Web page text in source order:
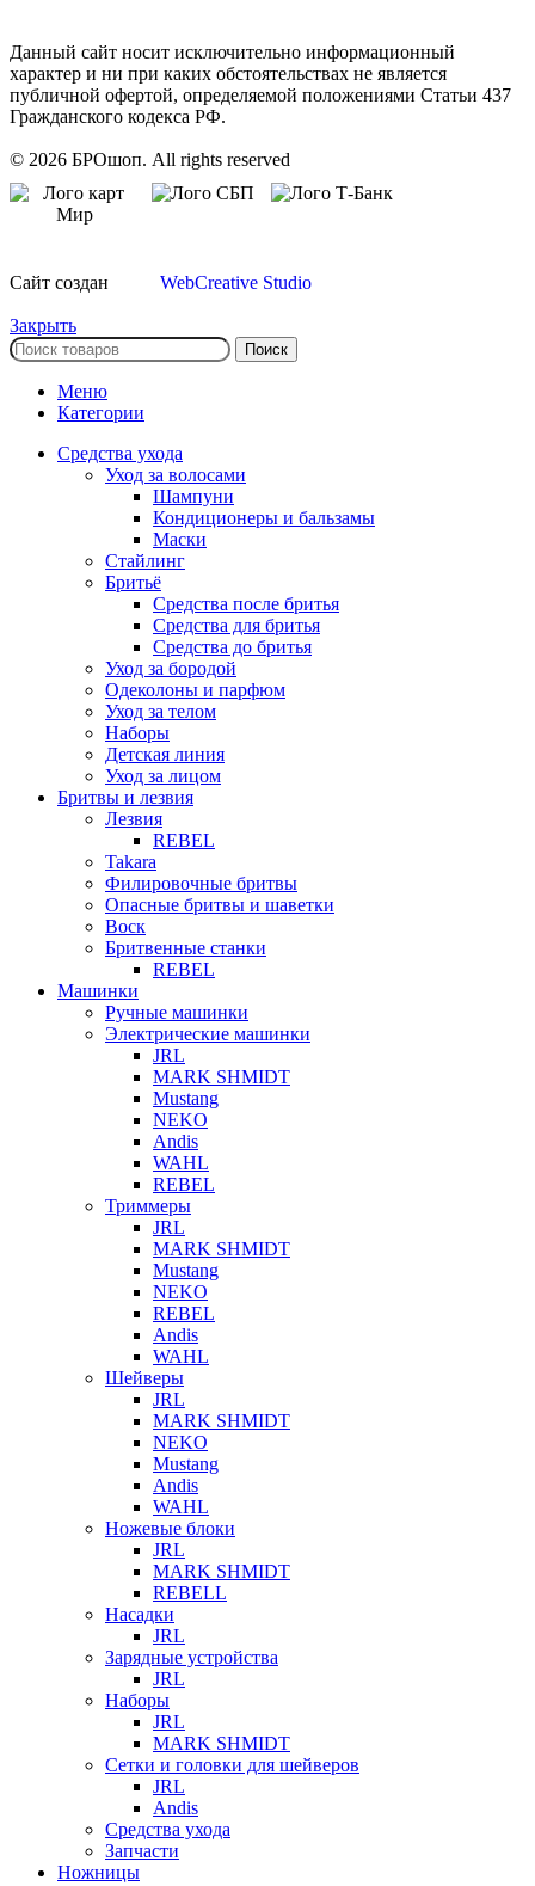
Данный сайт носит исключительно информационный
характер и ни при каких обстоятельствах не является
публичной офертой, определяемой положениями Статьи 437
Гражданского кодекса РФ.
© 2026 БРОшоп. All rights reserved
Сайт создан WebCreative Studio
Закрыть
Поиск
Меню
Категории
Средства ухода
Уход за волосами
Шампуни
Кондиционеры и бальзамы
Маски
Стайлинг
Бритьё
Средства после бритья
Средства для бритья
Средства до бритья
Уход за бородой
Одеколоны и парфюм
Уход за телом
Наборы
Детская линия
Уход за лицом
Бритвы и лезвия
Лезвия
REBEL
Takara
Филировочные бритвы
Опасные бритвы и шаветки
Воск
Бритвенные станки
REBEL
Машинки
Ручные машинки
Электрические машинки
JRL
MARK SHMIDT
Mustang
NEKO
Andis
WAHL
REBEL
Триммеры
JRL
MARK SHMIDT
Mustang
NEKO
REBEL
Andis
WAHL
Шейверы
JRL
MARK SHMIDT
NEKO
Mustang
Andis
WAHL
Ножевые блоки
JRL
MARK SHMIDT
REBELL
Насадки
JRL
Зарядные устройства
JRL
Наборы
JRL
MARK SHMIDT
Сетки и головки для шейверов
JRL
Andis
Средства ухода
Запчасти
Ножницы